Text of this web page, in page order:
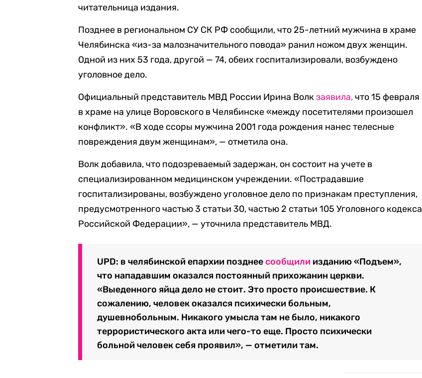
читательница издания.
Позднее в региональном СУ СК РФ сообщили, что 25-летний мужчина в храме
Челябинска «из-за малозначительного повода» ранил ножом двух женщин.
Одной из них 53 года, другой — 74, обеих госпитализировали, возбуждено
уголовное дело.
Официальный представитель МВД России Ирина Волкзаявила,что 15 февраля
в храме на улице Воровского в Челябинске «между посетителями произошел
конфликт». «В ходе ссоры мужчина 2001 года рождения нанес телесные
повреждения двум женщинам», — отметила она.
Волк добавила, что подозреваемый задержан, он состоит на учете в
специализированном медицинском учреждении. «Пострадавшие
госпитализированы, возбуждено уголовное дело по признакам преступления,
предусмотренного частью 3 статьи 30, частью 2 статьи 105 Уголовного кодекса
Российской Федерации», — уточнила представитель МВД.
UPD: в челябинской епархии позднеесообщили изданию «Подъем»,
что нападавшим оказался постоянный прихожанин церкви.
«Выеденного яйца дело не стоит. Это просто происшествие. К
сожалению, человек оказался психически больным,
душевнобольным. Никакого умысла там не было, никакого
террористического акта или чего-то еще. Просто психически
больной человек себя проявил», — отметили там.